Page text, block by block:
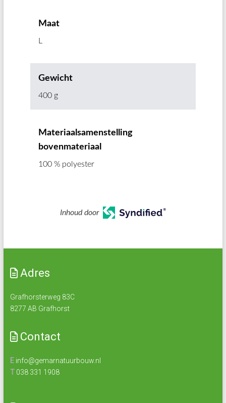
Maat
Gewicht
400 g
Materiaalsamenstelling
bovenmateriaal
100 % polyester
Inhoud door
Adres
Grafhorsterweg 83C
8277 AB Grafhorst
Contact
E info@gemarnatuurbouw.nl
T 038 331 1908